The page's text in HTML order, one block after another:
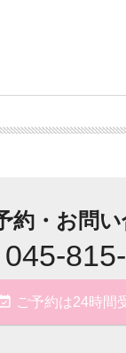
約・お問
ご予約は24時間